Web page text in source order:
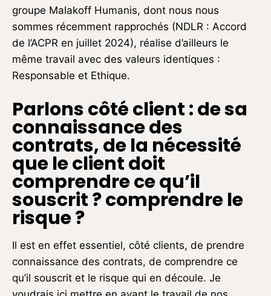
groupe Malakoff Humanis, dont nous nous
sommes récemment rapprochés (NDLR : Accord
de l’ACPR en juillet 2024), réalise d’ailleurs le
même travail avec des valeurs identiques :
Responsable et Ethique.
Parlons côté client : de sa
connaissance des
contrats, de la nécessité
que le client doit
comprendre ce qu’il
souscrit ? comprendre le
risque ?
Il est en effet essentiel, côté clients, de prendre
connaissance des contrats, de comprendre ce
qu’il souscrit et le risque qui en découle. Je